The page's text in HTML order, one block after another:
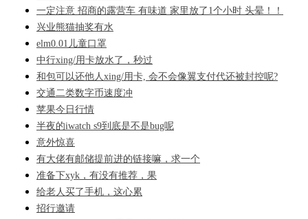
一定注意 招商的露营车 有味道 家里放了1个小时 头晕！！
兴业熊猫抽奖有水
elm0.01儿童口罩
中行xing/用卡放水了，秒过
和包可以还他人xing/用卡, 会不会像翼支付代还被封控呢?
交通二类数字币速度冲
苹果今日行情
半夜的iwatch s9到底是不是bug呢
意外惊喜
有大佬有邮储提前进的链接嘛，求一个
准备下xyk，有没有推荐，果
给老人买了手机，这心累
招行邀请